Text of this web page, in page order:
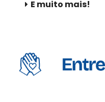
E muito mais!